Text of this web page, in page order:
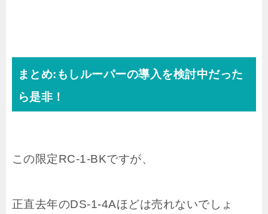
まとめ:もしルーパーの導入を検討中だった
ら是非！
この限定RC-1-BKですが、
正直去年のDS-1-4Aほどは売れないでしょ